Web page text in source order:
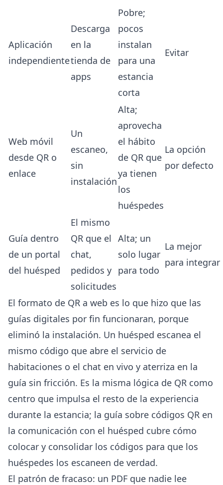
Aplicación
independiente
Descarga
en la
tienda de
apps
Pobre;
pocos
instalan
para una
estancia
corta
Evitar
Web móvil
desde QR o
enlace
Un
escaneo,
sin
instalación
Alta;
aprovecha
el hábito
de QR que
ya tienen
los
huéspedes
La opción
por defecto
Guía dentro
de un portal
del huésped
El mismo
QR que el
chat,
pedidos y
solicitudes
Alta; un
solo lugar
para todo
La mejor
para integrar
El formato de QR a web es lo que hizo que las
guías digitales por fin funcionaran, porque
eliminó la instalación. Un huésped escanea el
mismo código que abre el servicio de
habitaciones o el chat en vivo y aterriza en la
guía sin fricción. Es la misma lógica de QR como
centro que impulsa el resto de la experiencia
durante la estancia; la guía sobre códigos QR en
la comunicación con el huésped cubre cómo
colocar y consolidar los códigos para que los
huéspedes los escaneen de verdad.
El patrón de fracaso: un PDF que nadie lee